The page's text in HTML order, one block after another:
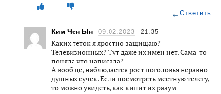
Ответить
Ким Чен Ын 09.02.2023 21:35
Каких теток я яростно защищаю?
Телевизионных? Тут даже их имен нет. Сама-то
поняла что написала?
А вообще, наблюдается рост поголовья неравно
душных сyчек. Если посмотреть местную телегу,
то можно увидеть, как кипит их разyм